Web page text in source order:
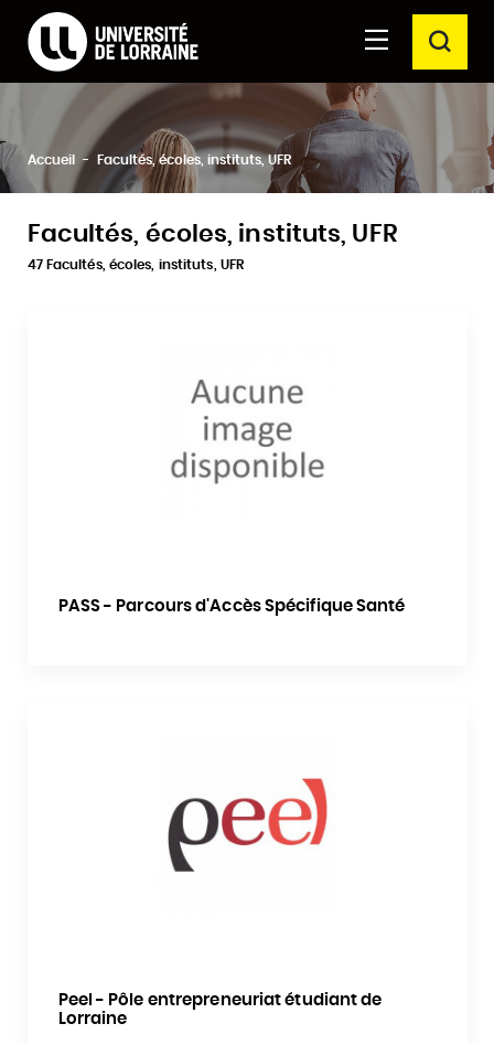
contenu
principal
moteur
de
recherche
Formations Université de Lorraine
Rechercher
Accueil Facultés, écoles, instituts, UFR
Facultés, écoles, instituts, UFR
47 Facultés, écoles, instituts, UFR
PASS - Parcours d'Accès Spécifique Santé
Peel - Pôle entrepreneuriat étudiant de
Lorraine